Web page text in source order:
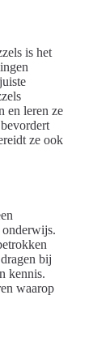
is het
en leren ze
ze ook
bij
kennis.
waarop